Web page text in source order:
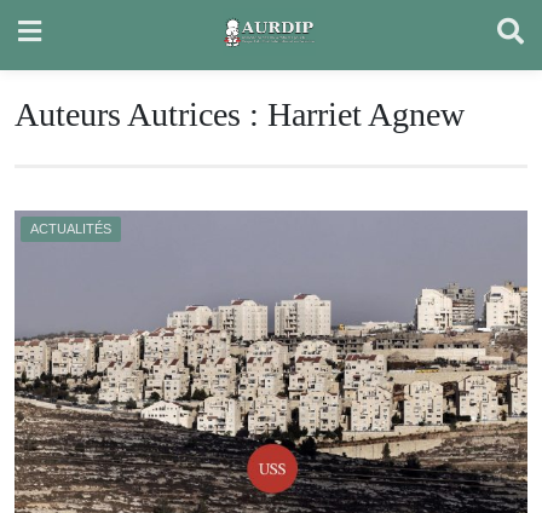
content
Auteurs Autrices : Harriet Agnew
ACTUALITÉS